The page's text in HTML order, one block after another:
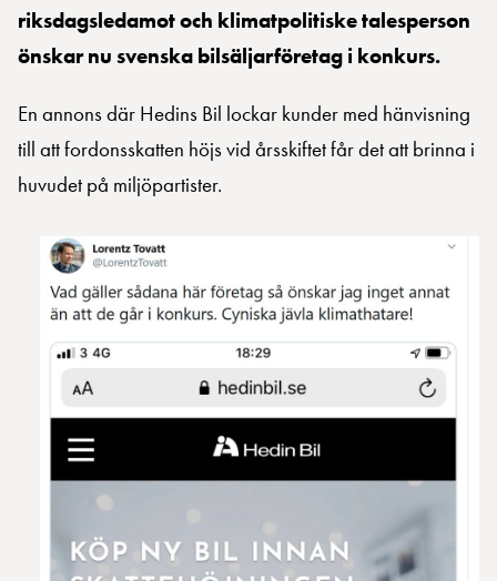
riksdagsledamot och klimatpolitiske talesperson
önskar nu svenska bilsäljarföretag i konkurs.
En annons där Hedins Bil lockar kunder med hänvisning
till att fordonsskatten höjs vid årsskiftet får det att brinna i
huvudet på miljöpartister.